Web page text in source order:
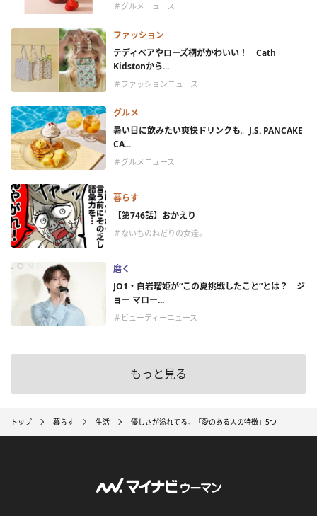
＃グルメニュース
ファッション
テディベアやローズ柄がかわいい！ Cath
Kidstonから...
＃ファッションニュース
グルメ
暑い日に飲みたい爽快ドリンクも。J.S. PANCAKE
CA...
＃グルメニュース
暮らす
【第746話】おかえり
＃ないものねだりの女達。
磨く
JO1・白岩瑠姫が“この夏挑戦したこと”とは？ ジ
ョー マロー...
＃ビューティーニュース
もっと見る
トップ 暮らす 生活 優しさが溢れてる。「愛のある人の特徴」5つ